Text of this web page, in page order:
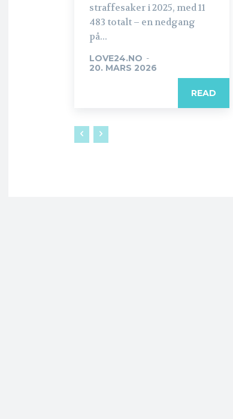
straffesaker i 2025, med 11
483 totalt – en nedgang
på...
LOVE24.NO -
20. MARS 2026
READ